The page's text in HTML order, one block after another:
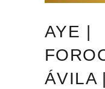
AYE |
ÁVILA